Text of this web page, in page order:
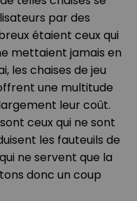
par des
étaient ceux qui
mettaient jamais en
les chaises de jeu
une multitude
leur coût.
ceux qui ne sont
les fauteuils de
ne servent que la
donc un coup